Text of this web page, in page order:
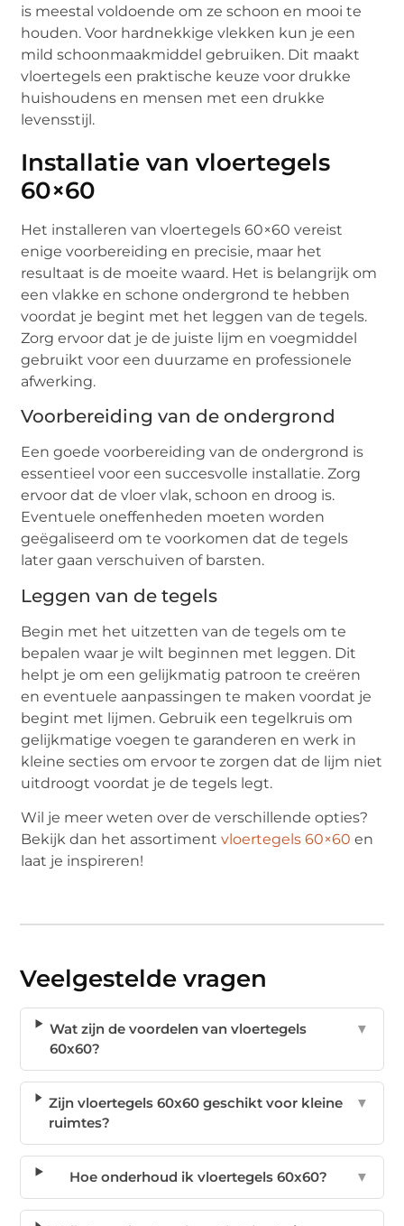
is meestal voldoende om ze schoon en mooi te
houden. Voor hardnekkige vlekken kun je een
mild schoonmaakmiddel gebruiken. Dit maakt
vloertegels een praktische keuze voor drukke
huishoudens en mensen met een drukke
levensstijl.
Installatie van vloertegels
60×60
Het installeren van vloertegels 60×60 vereist
enige voorbereiding en precisie, maar het
resultaat is de moeite waard. Het is belangrijk om
een vlakke en schone ondergrond te hebben
voordat je begint met het leggen van de tegels.
Zorg ervoor dat je de juiste lijm en voegmiddel
gebruikt voor een duurzame en professionele
afwerking.
Voorbereiding van de ondergrond
Een goede voorbereiding van de ondergrond is
essentieel voor een succesvolle installatie. Zorg
ervoor dat de vloer vlak, schoon en droog is.
Eventuele oneffenheden moeten worden
geëgaliseerd om te voorkomen dat de tegels
later gaan verschuiven of barsten.
Leggen van de tegels
Begin met het uitzetten van de tegels om te
bepalen waar je wilt beginnen met leggen. Dit
helpt je om een gelijkmatig patroon te creëren
en eventuele aanpassingen te maken voordat je
begint met lijmen. Gebruik een tegelkruis om
gelijkmatige voegen te garanderen en werk in
kleine secties om ervoor te zorgen dat de lijm niet
uitdroogt voordat je de tegels legt.
Wil je meer weten over de verschillende opties?
Bekijk dan het assortimentvloertegels 60×60 en
laat je inspireren!
Veelgestelde vragen
Wat zijn de voordelen van vloertegels
60x60?
▼
Zijn vloertegels 60x60 geschikt voor kleine
ruimtes?
▼
Hoe onderhoud ik vloertegels 60x60? ▼